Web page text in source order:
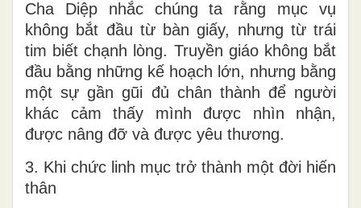
Cha Diệp nhắc chúng ta rằng mục vụ
không bắt đầu từ bàn giấy, nhưng từ trái
tim biết chạnh lòng. Truyền giáo không bắt
đầu bằng những kế hoạch lớn, nhưng bằng
một sự gần gũi đủ chân thành để người
khác cảm thấy mình được nhìn nhận,
được nâng đỡ và được yêu thương.
3. Khi chức linh mục trở thành một đời hiến
thân